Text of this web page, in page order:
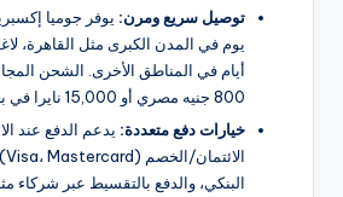
توصيل سريع ومرن:
أيام في المناطق الأخرى. الشحن
800 جنيه مصري أو 15,000 نايرا في بعض العروض.
خيارات دفع متعددة: يدعم الدفع عند